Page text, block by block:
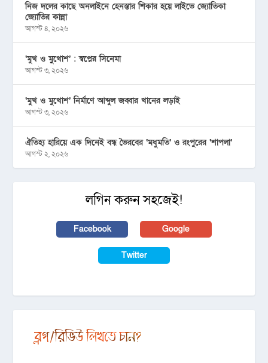
নিজ দলের কাছে অনলাইনে হেনস্তার শিকার হয়ে লাইভে জ্যোতিকা
জ্যোতির কান্না
আগস্ট ৪, ২০২৬
‘মুখ ও মু্খোশ’ : স্বপ্নের সিনেমা
আগস্ট ৩, ২০২৬
‘মুখ ও মুখোশ’ নির্মাণে আব্দুল জব্বার খানের লড়াই
আগস্ট ৩, ২০২৬
ঐতিহ্য হারিয়ে এক দিনেই বন্ধ ভৈরবের ‘মধুমতি’ ও রংপুরের ‘শাপলা’
আগস্ট ২, ২০২৬
লগিন করুন সহজেই!
Facebook Google
Twitter